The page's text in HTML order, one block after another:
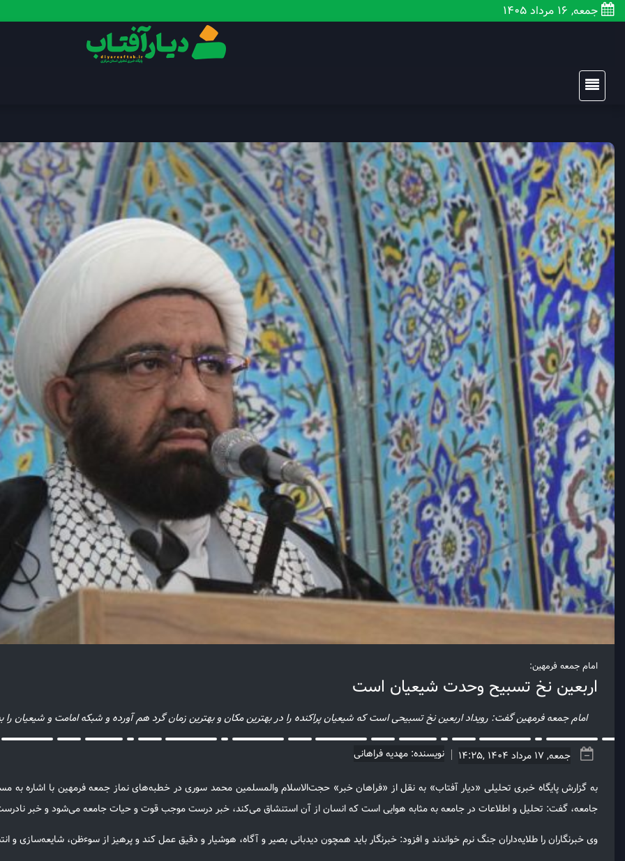
جمعه, 16 مرداد 1405
امام جمعه فرمهین:
اربعین نخ تسبیح وحدت شیعیان است
امام جمعه فرمهین گفت: رویداد اربعین نخ تسبیحی است که شیعیان پراکنده را در بهترین مکان و بهترین زمان گرد هم آورده و شبکه امامت و شیعیان
جمعه, 17 مرداد 1404 ,14:25 نویسنده: مهدیه فراهانی
به گزارش پایگاه خبری تحلیلی «دیار آفتاب» به نقل از «فراهان خبر» حجت‌الاسلام والمسلمین محمد سوری در خطبه‌های نماز جمعه فرمهین با اشاره به
جامعه، گفت: تحلیل و اطلاعات در جامعه به مثابه هوایی است که انسان از آن استنشاق می‌کند، خبر درست موجب قوت و حیات جامعه می‌شود و خبر
وی خبرنگاران را طلایه‌داران جنگ نرم خواندند و افزود: خبرنگار باید همچون دیدبانی بصیر و آگاه، هوشیار و دقیق عمل کند و پرهیز از سوءظن،